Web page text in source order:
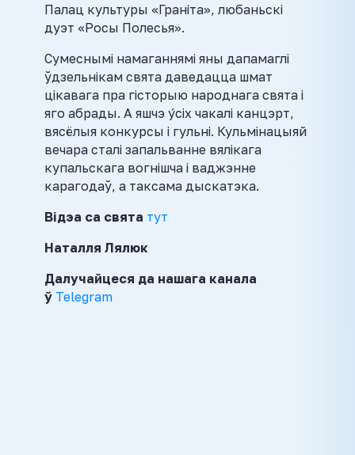
Палац культуры «Граніта», любаньскі
дуэт «Росы Полесья».
Сумеснымі намаганнямі яны дапамаглі
ўдзельнікам свята даведацца шмат
цікавага пра гісторыю народнага свята і
яго абрады. А яшчэ у́сіх чакалі канцэрт,
вясёлыя конкурсы і гульні. Кульмінацыяй
вечара сталі запальванне вялікага
купальскага вогнішча і ваджэнне
карагодаў, а таксама дыскатэка.
Відэа са свята тут
Наталля Лялюк
Далучайцеся да нашага канала
ў Telegram